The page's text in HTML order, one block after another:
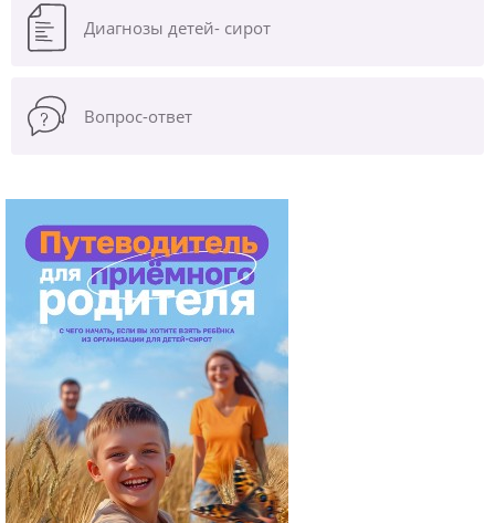
Диагнозы детей- сирот
Вопрос-ответ